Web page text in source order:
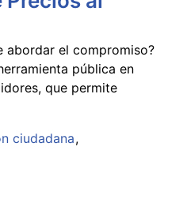
abordar el compromiso?
pública en
que permite
ciudadana